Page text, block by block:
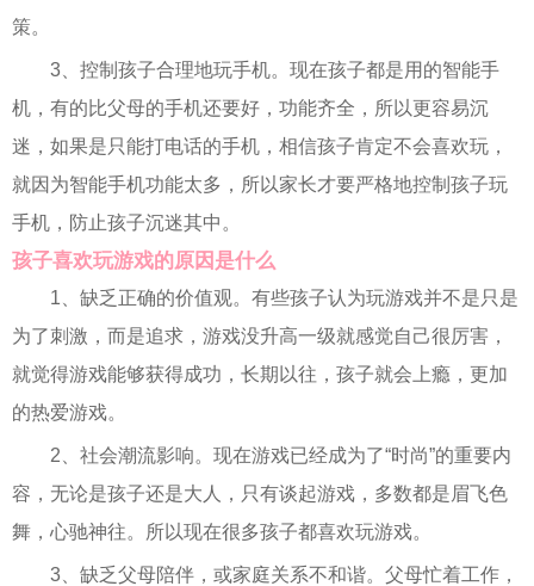
策。
3、控制孩子合理地玩手机。现在孩子都是用的智能手
机，有的比父母的手机还要好，功能齐全，所以更容易沉
迷，如果是只能打电话的手机，相信孩子肯定不会喜欢玩，
就因为智能手机功能太多，所以家长才要严格地控制孩子玩
手机，防止孩子沉迷其中。
孩子喜欢玩游戏的原因是什么
1、缺乏正确的价值观。有些孩子认为玩游戏并不是只是
为了刺激，而是追求，游戏没升高一级就感觉自己很厉害，
就觉得游戏能够获得成功，长期以往，孩子就会上瘾，更加
的热爱游戏。
2、社会潮流影响。现在游戏已经成为了“时尚”的重要内
容，无论是孩子还是大人，只有谈起游戏，多数都是眉飞色
舞，心驰神往。所以现在很多孩子都喜欢玩游戏。
3、缺乏父母陪伴，或家庭关系不和谐。父母忙着工作，